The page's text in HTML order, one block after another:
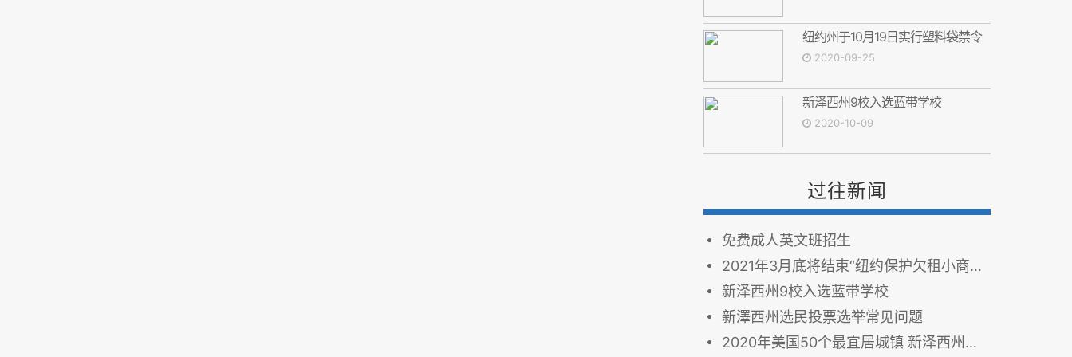
纽约州于10月19日实行塑料袋禁令
2020-09-25
新泽西州9校入选蓝带学校
2020-10-09
过往新闻
免费成人英文班招生
2021年3月底将结束“纽约保护欠租小商家法案”
新泽西州9校入选蓝带学校
新澤西州选民投票选举常见问题
2020年美国50个最宜居城镇 新泽西州两镇上榜